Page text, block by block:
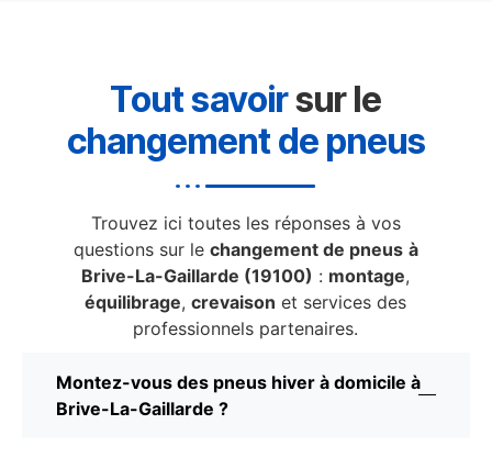
Tout savoirsur le
changement de pneus
Trouvez ici toutes les réponses à vos
questions sur le changement de pneus à
Brive-La-Gaillarde (19100) : montage,
équilibrage,crevaison et services des
professionnels partenaires.
Montez-vous des pneus hiver à domicile à
Brive-La-Gaillarde ?